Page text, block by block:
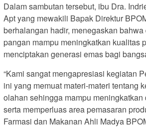
Dalam sambutan tersebut, ibu Dra.
Apt yang mewakili Bapak Direktur
berhalangan hadir, menegaskan
pangan mampu meningkatkan kualitas
menciptakan generasi emas bagi
“Kami sangat mengapresiasi kegiatan
ini yang memuat materi-materi tentang
olahan sehingga mampu
serta memperluas area pemasaran
Farmasi dan Makanan Ahli Madya